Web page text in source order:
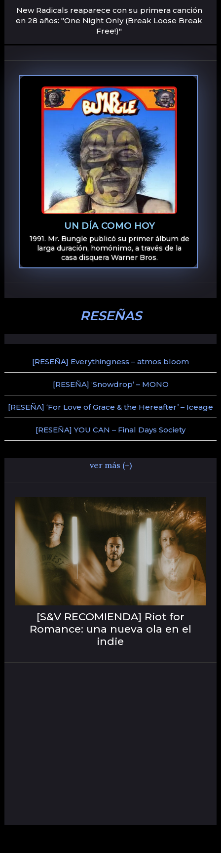
New Radicals reaparece con su primera canción
en 28 años: "One Night Only (Break Loose Break
Free!)"
UN DÍA COMO HOY
1991. Mr. Bungle publicó su primer álbum de
larga duración, homónimo, a través de la
casa disquera Warner Bros.
RESEÑAS
[RESEÑA] Everythingness – atmos bloom
[RESEÑA] ‘Snowdrop’ – MONO
[RESEÑA] ‘For Love of Grace & the Hereafter’ – Iceage
[RESEÑA] YOU CAN – Final Days Society
ver más (+)
[S&V RECOMIENDA] Riot for
Romance: una nueva ola en el
indie